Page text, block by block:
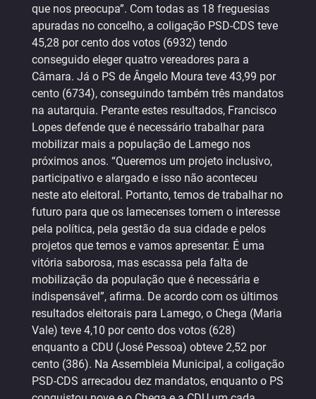
que nos preocupa”. Com todas as 18 freguesias
apuradas no concelho, a coligação PSD-CDS teve
45,28 por cento dos votos (6932) tendo
conseguido eleger quatro vereadores para a
Câmara. Já o PS de Ângelo Moura teve 43,99 por
cento (6734), conseguindo também três mandatos
na autarquia. Perante estes resultados, Francisco
Lopes defende que é necessário trabalhar para
mobilizar mais a população de Lamego nos
próximos anos. “Queremos um projeto inclusivo,
participativo e alargado e isso não aconteceu
neste ato eleitoral. Portanto, temos de trabalhar no
futuro para que os lamecenses tomem o interesse
pela política, pela gestão da sua cidade e pelos
projetos que temos e vamos apresentar. É uma
vitória saborosa, mas escassa pela falta de
mobilização da população que é necessária e
indispensável”, afirma. De acordo com os últimos
resultados eleitorais para Lamego, o Chega (Maria
Vale) teve 4,10 por cento dos votos (628)
enquanto a CDU (José Pessoa) obteve 2,52 por
cento (386). Na Assembleia Municipal, a coligação
PSD-CDS arrecadou dez mandatos, enquanto o PS